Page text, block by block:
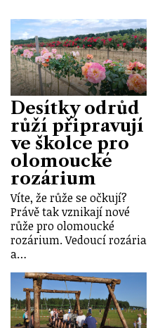
Desítky odrůd
růží připravují
ve školce pro
olomoucké
rozárium
Víte, že růže se očkují?
Právě tak vznikají nové
růže pro olomoucké
rozárium. Vedoucí rozária
a…